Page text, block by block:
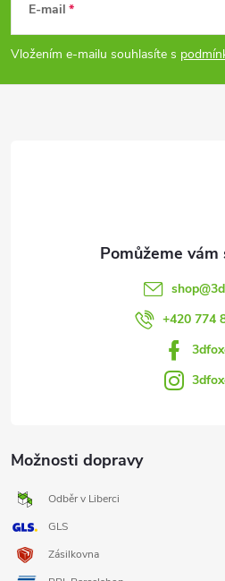
p
E-mail
Vložením e-mailu souhlasíte s
Možnosti dopravy
Odběr v Liberci
GLS
Zásilkovna
shop@
+420 774